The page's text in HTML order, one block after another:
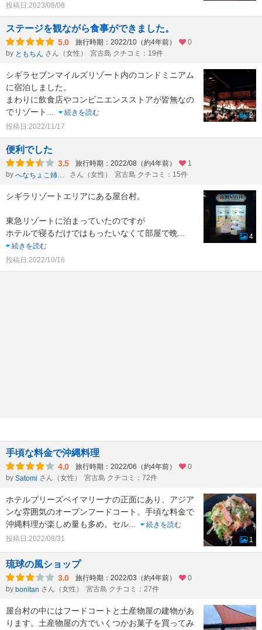
投稿日:2023/08/08
ステージを観ながら食事ができました。
5.0 旅行時期：2022/10（約4年前）
0
by ともちん さん（女性） 宮古島 クチコミ：19件
シギラセブンマイルズリゾート内のコンドミニアム
に宿泊しました。
まわりに飲食店やコンビニエンスストアが皆無なの
でリゾート
続きを読む
投稿日:2022/11/17
2
便利でした
3.5 旅行時期：2022/08（約4年前）
1
by
さん（女性） 宮古島 クチコミ：15件
シギラリゾートエリアにある屋台村。
東急リゾートに泊まっていたのですが
ホテルで寝るだけではもったいなくて部屋で晩
続きを読む
投稿日:2022/10/16
4
手頃な料金で沖縄料理
4.0 旅行時期：2022/06（約4年前）
0
by Satomi さん（女性） 宮古島 クチコミ：72件
ホテルブリーズベイマリーナの正面にあり、アジア
ンな雰囲気のオープンフードコート。手頃な料金で
沖縄料理が楽しめ量も多め。セル
続きを読む
投稿日:2022/08/31
1
琉球の風ショップ
3.0 旅行時期：2022/03（約4年前）
0
by bonitan さん（女性） 宮古島 クチコミ：27件
屋台村の中にはフードコートと土産物屋の建物があ
ります。土産物屋の方でいくつかお菓子を買ってみ